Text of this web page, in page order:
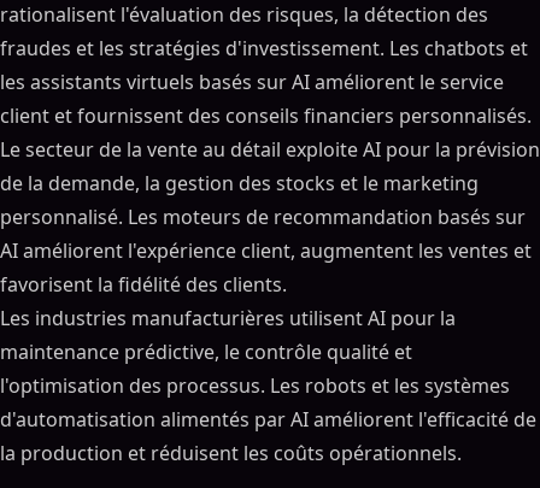
rationalisent l'évaluation des risques, la détection des
fraudes et les stratégies d'investissement. Les chatbots et
les assistants virtuels basés sur AI améliorent le service
client et fournissent des conseils financiers personnalisés.
Le secteur de la vente au détail exploite AI pour la prévision
de la demande, la gestion des stocks et le marketing
personnalisé. Les moteurs de recommandation basés sur
AI améliorent l'expérience client, augmentent les ventes et
favorisent la fidélité des clients.
Les industries manufacturières utilisent AI pour la
maintenance prédictive, le contrôle qualité et
l'optimisation des processus. Les robots et les systèmes
d'automatisation alimentés par AI améliorent l'efficacité de
la production et réduisent les coûts opérationnels.